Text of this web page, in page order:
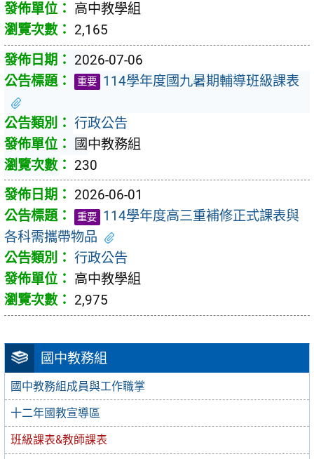
國中教務組
國中教務組成員與工作職掌
十二年國教宣導區
班級課表&教師課表
高中教學組
2,165
2026-07-06
重要 114學年度國九暑期輔導班級課表
行政公告
國中教務組
230
2026-06-01
重要 114學年度高三重補修正式課表與
各科需攜帶物品
行政公告
高中教學組
2,975